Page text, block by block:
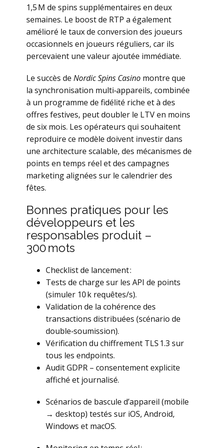
1,5 M de spins supplémentaires en deux
semaines. Le boost de RTP a également
amélioré le taux de conversion des joueurs
occasionnels en joueurs réguliers, car ils
percevaient une valeur ajoutée immédiate.
Le succès de Nordic Spins Casino montre que
la synchronisation multi‑appareils, combinée
à un programme de fidélité riche et à des
offres festives, peut doubler le LTV en moins
de six mois. Les opérateurs qui souhaitent
reproduire ce modèle doivent investir dans
une architecture scalable, des mécanismes de
points en temps réel et des campagnes
marketing alignées sur le calendrier des
fêtes.
Bonnes pratiques pour les
développeurs et les
responsables produit –
300 mots
Checklist de lancement :
Tests de charge sur les API de points
(simuler 10 k requêtes/s).
Validation de la cohérence des
transactions distribuées (scénario de
double‑soumission).
Vérification du chiffrement TLS 1.3 sur
tous les endpoints.
Audit GDPR – consentement explicite
affiché et journalisé.
Scénarios de bascule d’appareil (mobile
→ desktop) testés sur iOS, Android,
Windows et macOS.